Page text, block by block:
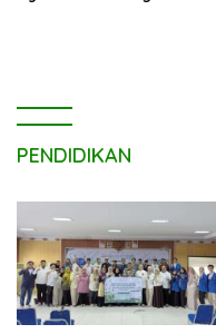
PENDIDIKAN